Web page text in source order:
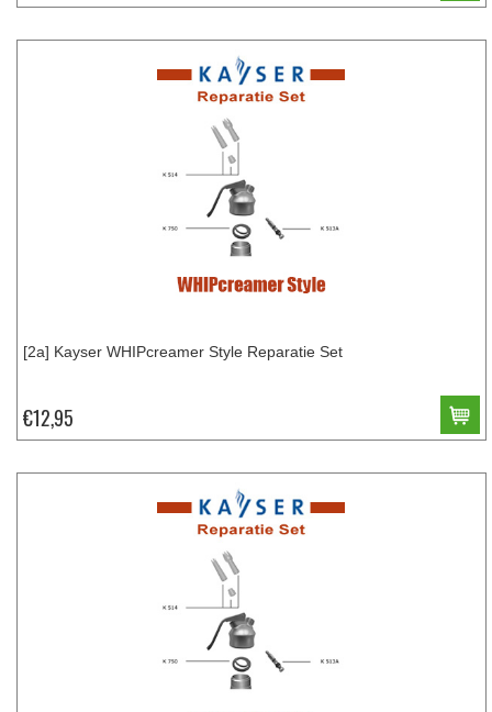
[2a] Kayser WHIPcreamer Style Reparatie Set
€12,95